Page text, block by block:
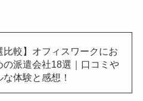
比較】オフィスワークにお
の派遣会社18選｜口コミや
な体験と感想！